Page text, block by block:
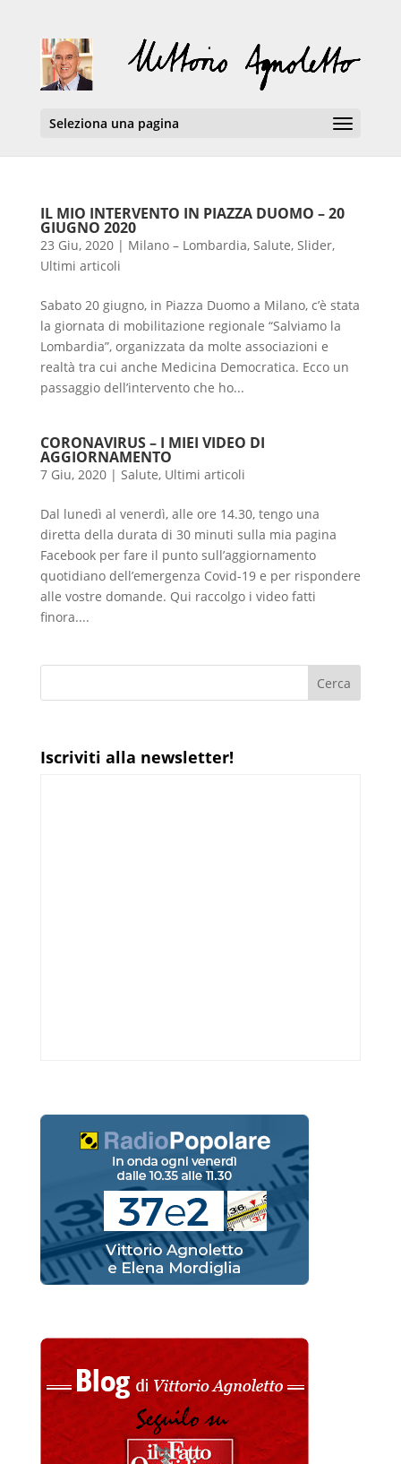
Seleziona una pagina
IL MIO INTERVENTO IN PIAZZA DUOMO – 20
GIUGNO 2020
23 Giu, 2020| Milano – Lombardia, Salute, Slider,
Ultimi articoli
Sabato 20 giugno, in Piazza Duomo a Milano, c’è stata
la giornata di mobilitazione regionale “Salviamo la
Lombardia”, organizzata da molte associazioni e
realtà tra cui anche Medicina Democratica. Ecco un
passaggio dell’intervento che ho...
CORONAVIRUS – I MIEI VIDEO DI
AGGIORNAMENTO
7 Giu, 2020| Salute, Ultimi articoli
Dal lunedì al venerdì, alle ore 14.30, tengo una
diretta della durata di 30 minuti sulla mia pagina
Facebook per fare il punto sull’aggiornamento
quotidiano dell’emergenza Covid-19 e per rispondere
alle vostre domande. Qui raccolgo i video fatti
finora....
Iscriviti alla newsletter!